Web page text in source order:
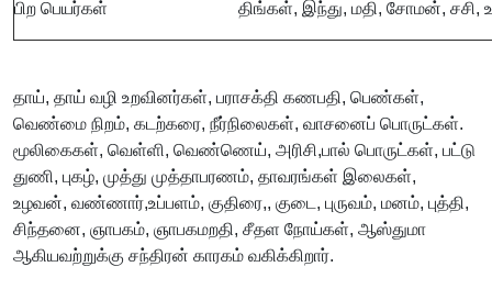
பிற பெயர்கள் திங்கள், இந்து, மதி, சோமன், சசி,
தாய், தாய் வழி உறவினர்கள், பராசக்தி கணபதி, பெண்கள்,
வெண்மை நிறம், கடற்கரை, நீர்நிலைகள், வாசனைப் பொருட்கள்.
மூலிகைகள், வெள்ளி, வெண்ணெய், அரிசி,பால் பொருட்கள், பட்டு
துணி, புகழ், முத்து முத்தாபரணம், தாவரங்கள் இலைகள்,
உழவன், வண்ணார்,உப்பளம், குதிரை,, குடை, புருவம், மனம், புத்தி,
சிந்தனை, ஞாபகம், ஞாபகமறதி, சீதள நோய்கள், ஆஸ்துமா
ஆகியவற்றுக்கு சந்திரன் காரகம் வகிக்கிறார்.